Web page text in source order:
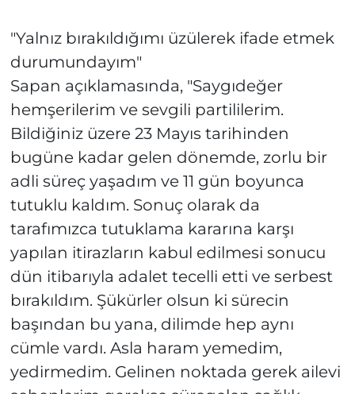
"Yalnız bırakıldığımı üzülerek ifade etmek
durumundayım"
Sapan açıklamasında, "Saygıdeğer
hemşerilerim ve sevgili partililerim.
Bildiğiniz üzere 23 Mayıs tarihinden
bugüne kadar gelen dönemde, zorlu bir
adli süreç yaşadım ve 11 gün boyunca
tutuklu kaldım. Sonuç olarak da
tarafımızca tutuklama kararına karşı
yapılan itirazların kabul edilmesi sonucu
dün itibarıyla adalet tecelli etti ve serbest
bırakıldım. Şükürler olsun ki sürecin
başından bu yana, dilimde hep aynı
cümle vardı. Asla haram yemedim,
yedirmedim. Gelinen noktada gerek ailevi